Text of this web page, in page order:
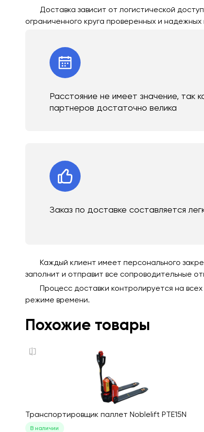
Доставка зависит от логистической
ограниченного круга проверенных и
Расстояние не имеет значение, так
партнеров достаточно велика
Заказ по доставке составляется
Каждый клиент имеет персонального
заполнит и отправит все сопроводительные
Процесс доставки контролируется на
режиме времени.
Похожие товары
Транспортировщик паллет Noblelift PTE15N
В наличии